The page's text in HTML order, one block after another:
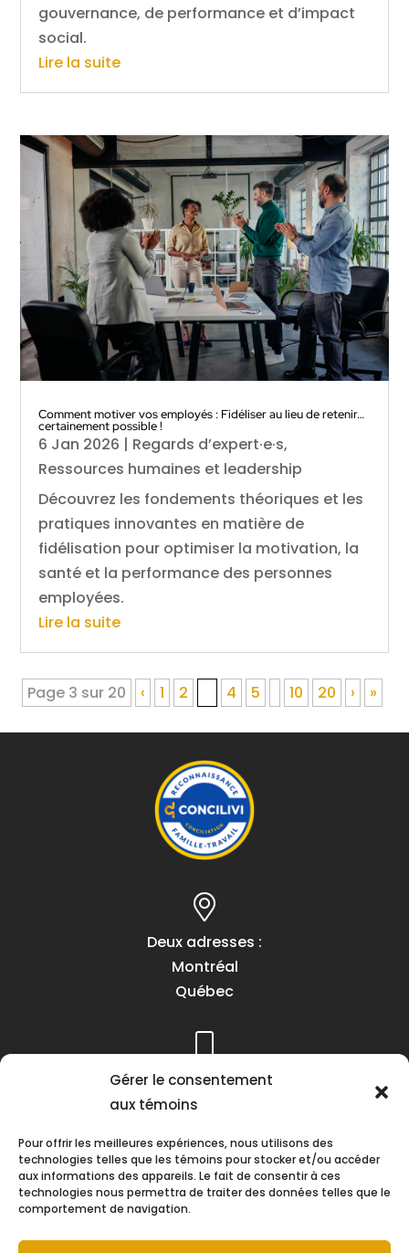
Gérer le consentement
aux témoins
Pour offrir les meilleures expériences, nous utilisons des
technologies telles que les témoins pour stocker et/ou accéder
aux informations des appareils. Le fait de consentir à ces
technologies nous permettra de traiter des données telles que le
comportement de navigation.
gouvernance, de performance et d’impact
social.
Lire la suite
Comment motiver vos employés : Fidéliser au lieu de retenir…
certainement possible !
6 Jan 2026 | Regards d’expert·e·s,
Ressources humaines et leadership
Découvrez les fondements théoriques et les
pratiques innovantes en matière de
fidélisation pour optimiser la motivation, la
santé et la performance des personnes
employées.
Lire la suite
Page 3 sur 20 ‹ 1 2 4 5 10 20 › »
Deux adresses :
Montréal
Québec
Téléphone :
(418) 622-1001
Heures d’ouverture :
Lundi au vendredi